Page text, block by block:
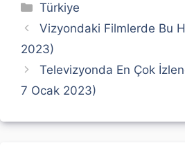
Kategoriler
Türkiye
Vizyondaki Filmlerde Bu
2023)
Televizyonda En Çok
7 Ocak 2023)